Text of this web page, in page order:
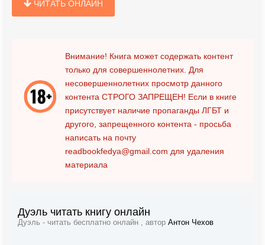
ЧИТАТЬ ОНЛАЙН
Внимание! Книга может содержать контент
только для совершеннолетних. Для
несовершеннолетних просмотр данного
контента СТРОГО ЗАПРЕЩЕН! Если в книге
присутствует наличие пропаганды ЛГБТ и
другого, запрещенного контента - просьба
написать на почту
readbookfedya@gmail.com для удаления
материала
Дуэль читать книгу онлайн
Дуэль - читать бесплатно онлайн , автор Антон Чехов